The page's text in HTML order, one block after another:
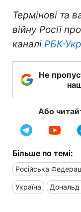
Термінові та
війну Росії
каналі РБК-
Не
Або
Більше по темі:
Російська
Україна